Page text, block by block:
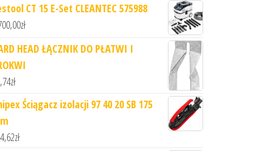
CT 15 E-Set CLEANTEC 575988
zł
HEAD ŁĄCZNIK DO PŁATWI I
zł
Ściągacz izolacji 97 40 20 SB 175
zł